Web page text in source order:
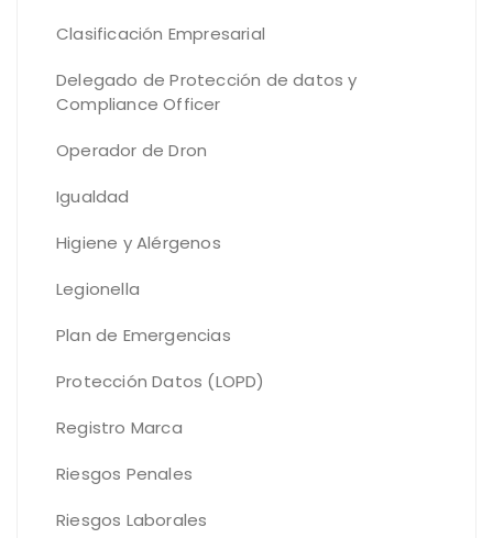
Clasificación Empresarial
Delegado de Protección de datos y
Compliance Officer
Operador de Dron
Igualdad
Higiene y Alérgenos
Legionella
Plan de Emergencias
Protección Datos (LOPD)
Registro Marca
Riesgos Penales
Riesgos Laborales